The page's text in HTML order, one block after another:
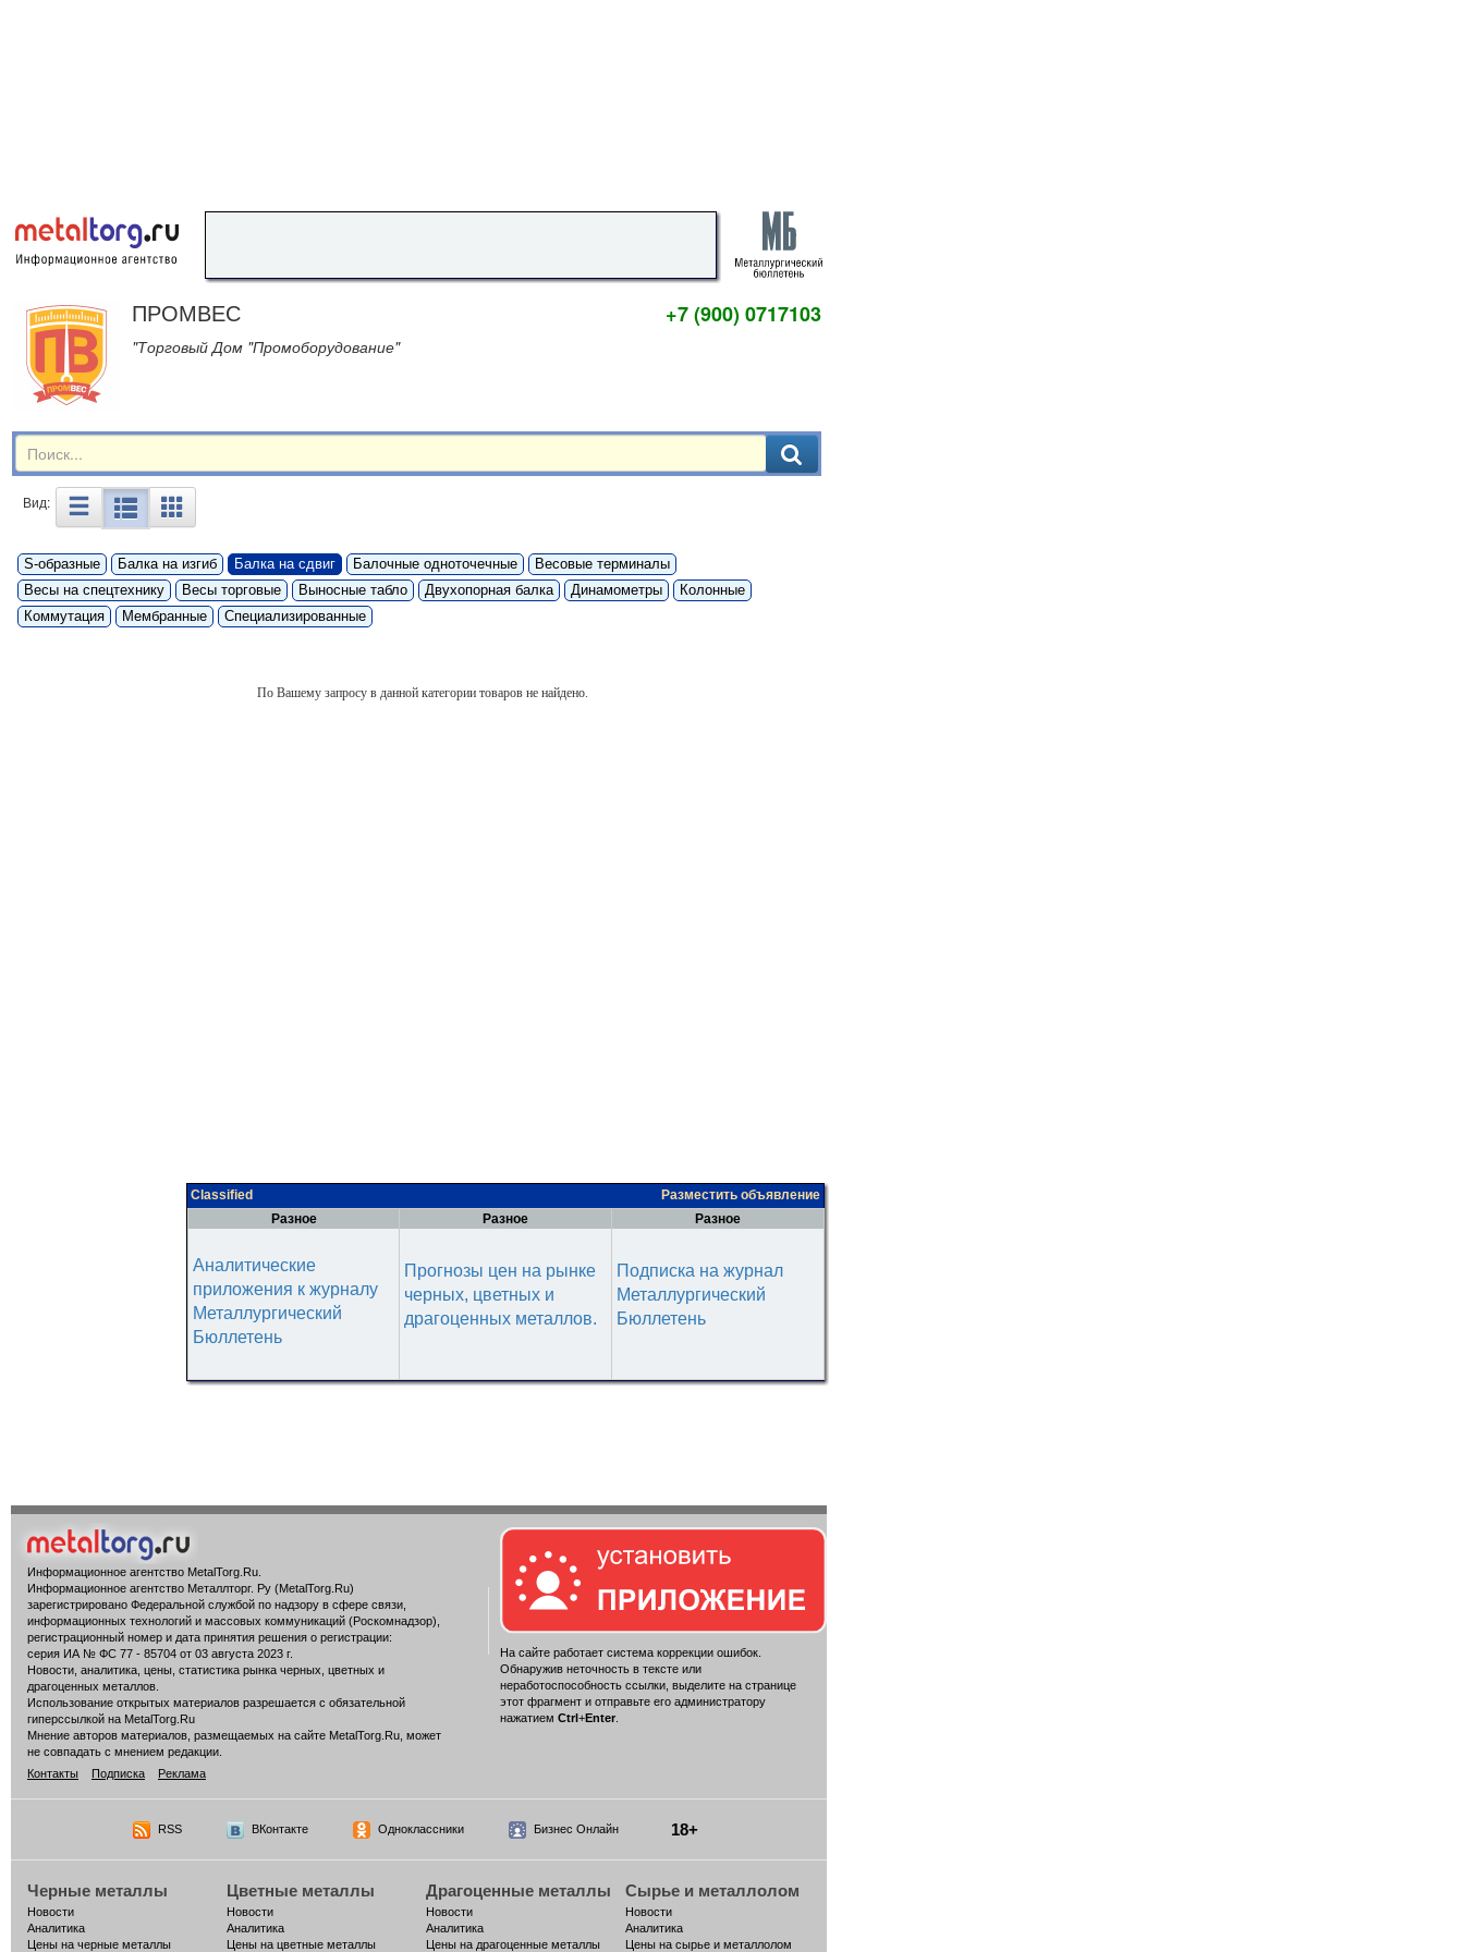
ПРОМВЕС
"Торговый Дом "Промоборудование"
+7 (900) 0717103
Вид:
S-образные Балка на изгиб Балка на сдвиг Балочные одноточечные
Весовые терминалы
Весы на спецтехнику
Весы торговые Выносные табло Двухопорная балка Динамометры
Колонные
Коммутация
Мембранные Специализированные
По Вашему запросу в данной категории товаров не найдено.
Classified
Разместить объявление
Разное
Аналитические
приложения к журналу
Металлургический
Бюллетень
Разное
Прогнозы цен на рынке
черных, цветных и
драгоценных металлов.
Разное
Подписка на журнал
Металлургический
Бюллетень
Информационное агентство MetalTorg.Ru
Информационное агентство Металлторг. Ру (MetalTorg.Ru)
зарегистрировано Федеральной службой по надзору в сфере связи,
информационных технологий и массовых коммуникаций (Роскомнадзор),
регистрационный номер и дата принятия решения о регистрации:
серия ИА № ФС 77 - 85704 от 03 августа 2023 г.
Новости, аналитика, цены, статистика рынка черных, цветных и
драгоценных металлов.
Использование открытых материалов разрешается с обязательной
гиперссылкой на MetalTorg.Ru
Мнение авторов материалов, размещаемых на сайте MetalTorg.Ru, может
не совпадать с мнением редакции.
Контакты
Подписка Реклама
На сайте работает система коррекции ошибок.
Обнаружив неточность в тексте или
неработоспособность ссылки, выделите на странице
этот фрагмент и отправьте его администратору
нажатием Ctrl +Enter.
RSS ВКонтакте Одноклассники Бизнес Онлайн 18+
Черные металлы
Новости
Аналитика
Цены на черные металлы
Цветные металлы
Новости
Аналитика
Цены на цветные металлы
Драгоценные металлы
Новости
Аналитика
Цены на драгоценные металлы
Сырье и металлолом
Новости
Аналитика
Цены на сырье и металлолом